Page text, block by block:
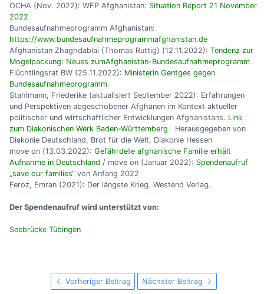
OCHA (Nov. 2022): WFP Afghanistan: Situation Report 21 November
2022
Bundesaufnahmeprogramm Afghanistan:
https://www.bundesaufnahmeprogrammafghanistan.de
Afghanistan Zhaghdablai (Thomas Ruttig) (12.11.2022): Tendenz zur
Mogelpackung: Neues zumAfghanistan-Bundesaufnahmeprogramm
Flüchtlingsrat BW (25.11.2022): Ministerin Gentges gegen
Bundesaufnahmeprogramm
Stahlmann, Friederike (aktualisiert September 2022): Erfahrungen
und Perspektiven abgeschobener Afghanen im Kontext aktueller
politischer und wirtschaftlicher Entwicklungen Afghanistans. Link
zum Diakonischen Werk Baden-Württemberg
Herausgegeben von
Diakonie Deutschland, Brot für die Welt, Diakonie Hessen
move on (13.03.2022): Gefährdete afghanische Familie erhält
Aufnahme in Deutschland / move on (Januar 2022): Spendenaufruf
„save our families“ von Anfang 2022
Feroz, Emran (2021): Der längste Krieg. Westend Verlag.
Der Spendenaufruf wird unterstützt von:
Seebrücke Tübingen
Vorheriger Beitrag Nächster Beitrag